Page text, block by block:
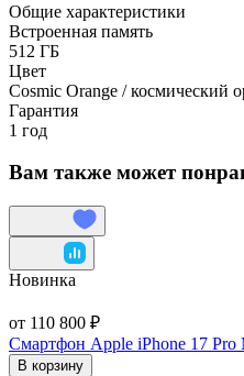
Общие характеристики
Встроенная память
512 ГБ
Цвет
Cosmic Orange / космический
Гарантия
1 год
Вам также может
Новинка
от 110 800 ₽
Смартфон Apple iPhone 17 Pro
В корзину